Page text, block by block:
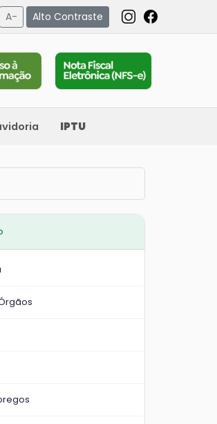
A- Alto Contraste
IPTU